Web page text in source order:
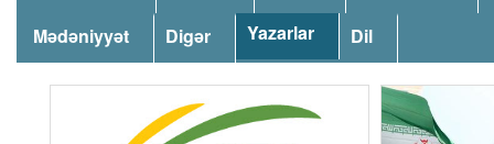
Mədəniyyət
Digər Yazarlar Dil